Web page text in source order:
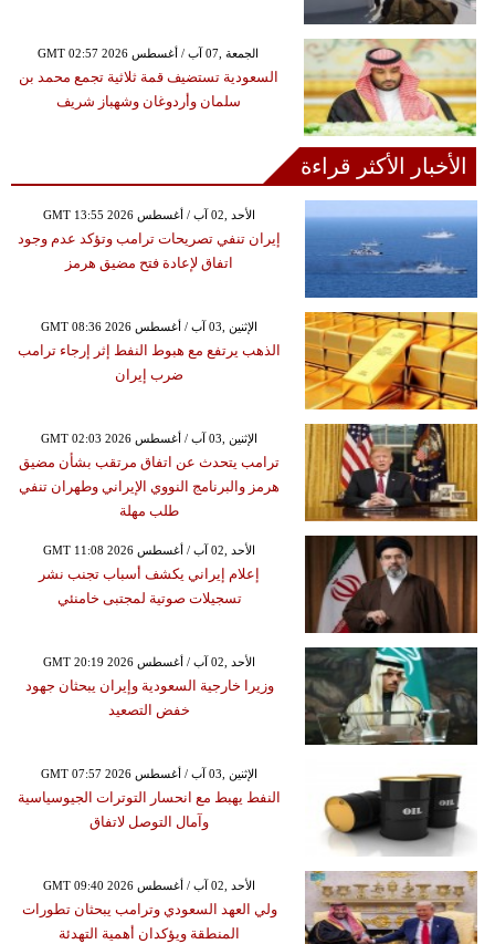
GMT 02:57 2026 الجمعة ,07 آب / أغسطس
السعودية تستضيف قمة ثلاثية تجمع محمد بن
سلمان وأردوغان وشهباز شريف
الأخبار الأكثر قراءة
GMT 13:55 2026 الأحد ,02 آب / أغسطس
إيران تنفي تصريحات ترامب وتؤكد عدم وجود
اتفاق لإعادة فتح مضيق هرمز
GMT 08:36 2026 الإثنين ,03 آب / أغسطس
الذهب يرتفع مع هبوط النفط إثر إرجاء ترامب
ضرب إيران
GMT 02:03 2026 الإثنين ,03 آب / أغسطس
ترامب يتحدث عن اتفاق مرتقب بشأن مضيق
هرمز والبرنامج النووي الإيراني وطهران تنفي
طلب مهلة
GMT 11:08 2026 الأحد ,02 آب / أغسطس
إعلام إيراني يكشف أسباب تجنب نشر
تسجيلات صوتية لمجتبى خامنئي
GMT 20:19 2026 الأحد ,02 آب / أغسطس
وزيرا خارجية السعودية وإيران يبحثان جهود
خفض التصعيد
GMT 07:57 2026 الإثنين ,03 آب / أغسطس
النفط يهبط مع انحسار التوترات الجيوسياسية
وآمال التوصل لاتفاق
GMT 09:40 2026 الأحد ,02 آب / أغسطس
ولي العهد السعودي وترامب يبحثان تطورات
المنطقة ويؤكدان أهمية التهدئة